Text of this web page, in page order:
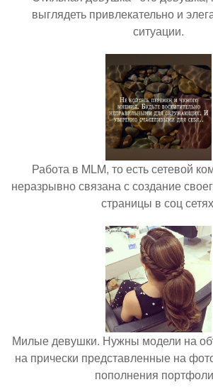
выглядеть привлекательно и
ситуации.
Работа в MLM, то есть сетевой
неразрывно связана с создание
страницы в соц
Милые девушки. Нужны модели на
на прически представленные на
пополнения